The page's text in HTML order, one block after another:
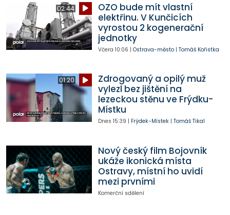
02:44
OZO bude mít vlastní
elektřinu. V Kunčicích
vyrostou 2 kogenerační
jednotky
Včera 10:06 | Ostrava-město| Tomáš Kořistka
01:20
Zdrogovaný a opilý muž
vylezl bez jištění na
lezeckou stěnu ve Frýdku-
Místku
Dnes 15:39 | Frýdek-Místek| Tomáš Tikal
Nový český film Bojovník
ukáže ikonická místa
Ostravy, místní ho uvidí
mezi prvními
Komerční sdělení